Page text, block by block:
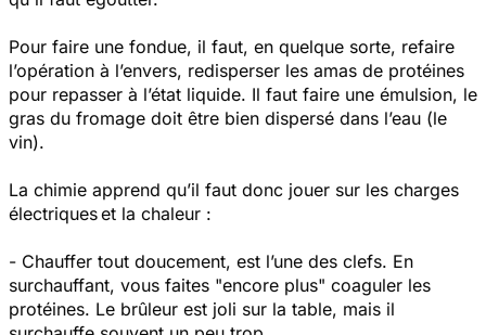
Pour faire une fondue, il faut, en quelque sorte, refaire
l’opération à l’envers, redisperser les amas de protéines
pour repasser à l’état liquide. Il faut faire une émulsion, le
gras du fromage doit être bien dispersé dans l’eau (le
vin).
La chimie apprend qu’il faut donc jouer sur les charges
électriques et la chaleur :
- Chauffer tout doucement, est l’une des clefs. En
surchauffant, vous faites "encore plus" coaguler les
protéines. Le brûleur est joli sur la table, mais il